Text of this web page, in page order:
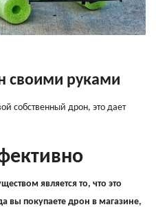
своими руками
собственный дрон, это дает
является то, что это
вы покупаете дрон в магазине,